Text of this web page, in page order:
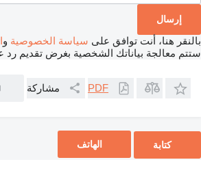
بالنقر هنا، أنت توافق على سياسة الخصوصية و
ستتم معالجة بياناتك الشخصية بغرض تقديم
PDF مشاركة
كتابة الهاتف